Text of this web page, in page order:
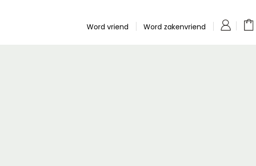
Word vriend Word zakenvriend